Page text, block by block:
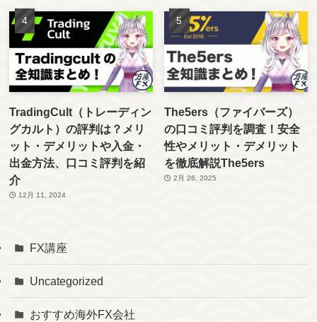
TradingCult（トレーディン
グカルト）の評判は？メリ
ット・デメリットや入金・
出金方法、口コミ評判を紹
介
12月 11, 2024
The5ers（ファイバーズ）
の口コミ評判を調査！安全
性やメリット・デメリット
を徹底解説The5ers
2月 26, 2025
FX講座
Uncategorized
おすすめ海外FX会社